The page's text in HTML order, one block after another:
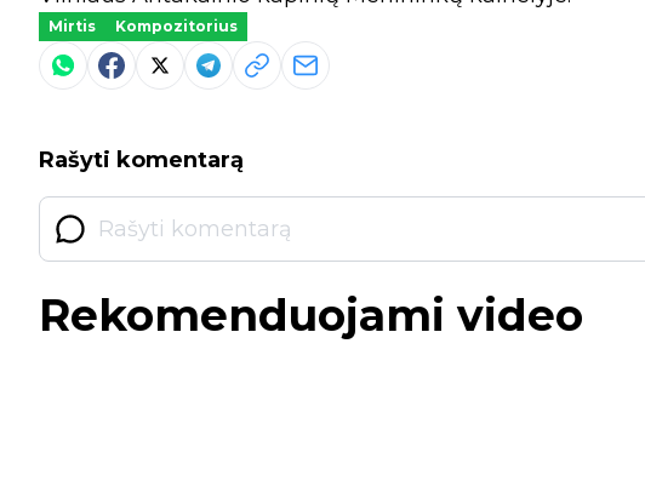
Mirtis Kompozitorius
Rašyti komentarą
Rekomenduojami video